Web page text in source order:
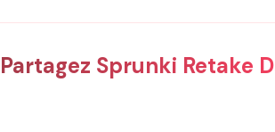
Partagez Sprunki Retake